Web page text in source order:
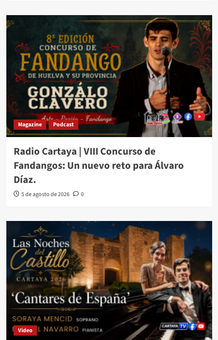
Magazine Podcast
Radio Cartaya | VIII Concurso de
Fandangos: Un nuevo reto para Álvaro
Díaz.
5 de agosto de 2026 0
Video